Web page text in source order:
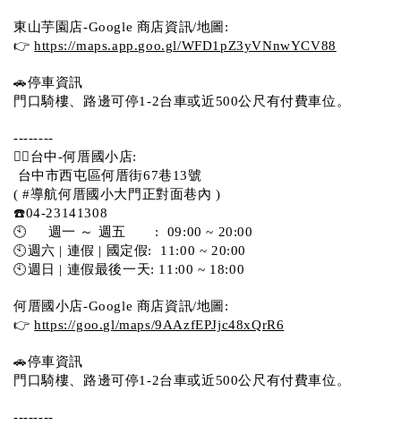
東山芋園店-Google 商店資訊/地圖:
👉 https://maps.app.goo.gl/WFD1pZ3yVNnwYCV88
🚗停車資訊
門口騎樓、路邊可停1-2台車或近500公尺有付費車位。
--------
💁‍♀️台中-何厝國小店:
台中市西屯區何厝街67巷13號
( #導航何厝國小大門正對面巷內 )
☎️04-23141308
🕙     週一 ～ 週五       :  09:00 ~ 20:00
🕙週六 | 連假 | 國定假:  11:00 ~ 20:00
🕙週日 | 連假最後一天: 11:00 ~ 18:00
何厝國小店-Google 商店資訊/地圖:
👉 https://goo.gl/maps/9AAzfEPJjc48xQrR6
🚗停車資訊
門口騎樓、路邊可停1-2台車或近500公尺有付費車位。
--------